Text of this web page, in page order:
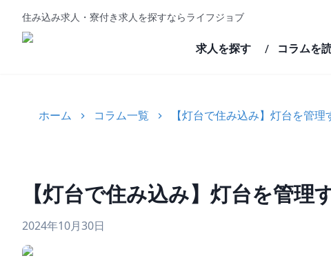
住み込み求人・寮付き求人を探すならライフジョブ
求人を探す / コラムを
ホーム コラム一覧 【灯台で住み込み】灯台を管
【灯台で住み込み】灯台を管
2024年10月30日